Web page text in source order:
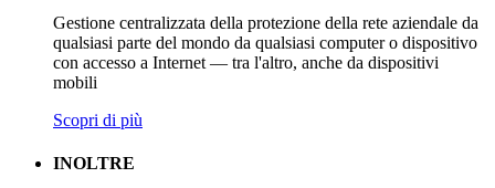
Gestione centralizzata della protezione della rete aziendale da
qualsiasi parte del mondo da qualsiasi computer o dispositivo
con accesso a Internet — tra l'altro, anche da dispositivi
mobili
Scopri di più
INOLTRE